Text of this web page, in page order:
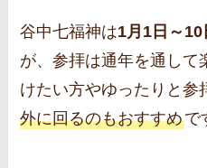
谷中七福神は1月1日～
が、参拝は通年を通して
けたい方やゆったりと参
外に回るのもおすすめで